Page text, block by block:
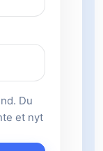
Du
et nyt